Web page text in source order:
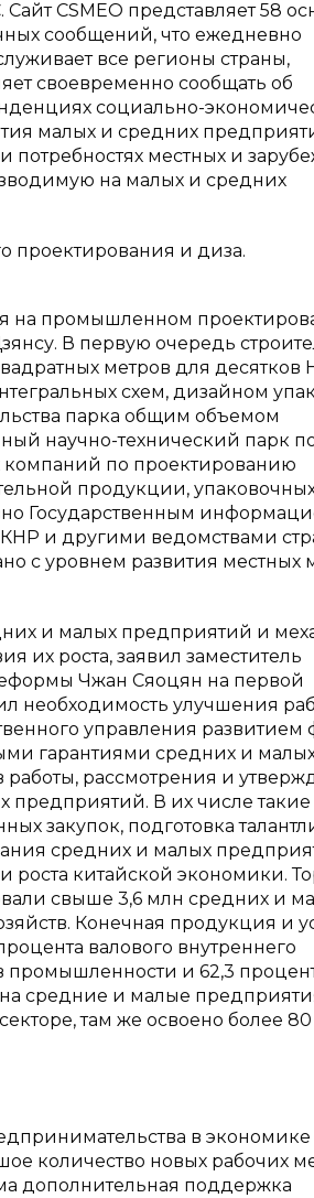
СSМЕО представляет 58
сообщений, что ежедневно
все регионы страны,
своевременно сообщать об
социально-
малых и средних
потребностях местных и
на малых и средних
проектирования и диза.
на промышленном
В первую очередь
метров для десятков
схем, дизайном
парка общим объемом
научно-технический парк
компаний по проектированию
продукции,
Государственным
и другими ведомствами
с уровнем развития местных
и малых предприятий и
их роста, заявил заместитель
Чжан Сяоцян на первой
необходимость улучшения
управления развитием
гарантиями средних и
рассмотрения и
предприятий. В их числе такие
закупок, подготовка
средних и малых
китайской экономики.
свыше 3,6 млн средних и
Конечная продукция и
валового внутреннего
промышленности и 62,3
на средние и малые
там же освоено более 80
в экономике
количество новых рабочих
дополнительная поддержка